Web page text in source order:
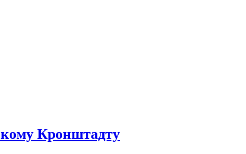
Кронштадту